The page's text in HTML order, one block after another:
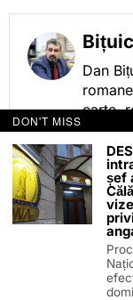
Dan
carte,
spre
Prin
ofere
DON'T MISS
șef